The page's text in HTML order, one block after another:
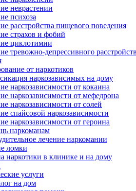
неврастении
психоза
расстройства пищевого поведения
страхов и фобий
циклотимии
тревожно-депрессивного
от наркотиков
наркозависимых на дому
наркозависимости от кокаина
наркозависимости от мефедрона
наркозависимости от солей
спайсовой наркозависимости
наркозависимости от героина
наркоманам
лечение наркомании
ломки
наркотики в клинике и на дому
услуги
на дом